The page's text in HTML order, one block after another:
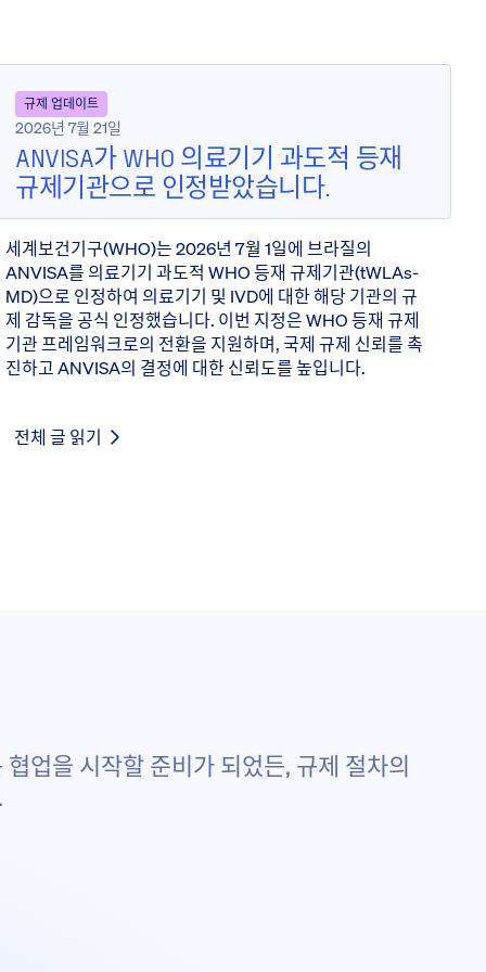
규제 업데이트
2026년 7월 21일
ANVISA가 WHO 의료기기 과도적 등재
규제기관으로 인정받았습니다.
세계보건기구(WHO)는 2026년 7월 1일에 브라질의
ANVISA를 의료기기 과도적 WHO 등재 규제기관(tWLAs-
MD)으로 인정하여 의료기기 및 IVD에 대한 해당 기관의 규
제 감독을 공식 인정했습니다. 이번 지정은 WHO 등재 규제
기관 프레임워크로의 전환을 지원하며, 국제 규제 신뢰를 촉
진하고 ANVISA의 결정에 대한 신뢰도를 높입니다.
전체 글 읽기
업을 시작할 준비가 되었든, 규제 절차의